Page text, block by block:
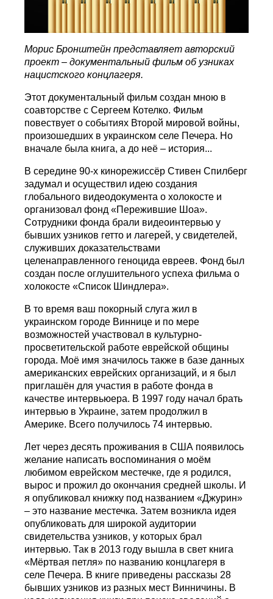
Морис Бронштейн представляетавторский
проект – документальный фильм об узниках
нацистского концлагеря.
Этот документальный фильм создан мною в
соавторстве с Сергеем Котелко. Фильм
повествует о событиях Второй мировой войны,
произошедших в украинском селе Печера. Но
вначале была книга, а до неё – история...
В середине 90-х кинорежиссёр Стивен Спилберг
задумал и осуществил идею создания
глобального видеодокумента о холокосте и
организовал фонд «Пережившие Шоа».
Сотрудники фонда брали видеоинтервью у
бывших узников гетто и лагерей, у свидетелей,
служивших доказательствами
целенаправленного геноцида евреев. Фонд был
создан после оглушительного успеха фильма о
холокосте «Список Шиндлера».
В то время ваш покорный слуга жил в
украинском городе Виннице и по мере
возможностей участвовал в культурно-
просветительской работе еврейской общины
города. Моё имя значилось также в базе данных
американских еврейских организаций, и я был
приглашён для участия в работе фонда в
качестве интервьюера. В 1997 году начал брать
интервью в Украине, затем продолжил в
Америке. Всего получилось 74 интервью.
Лет через десять проживания в США появилось
желание написать воспоминания о моём
любимом еврейском местечке, где я родился,
вырос и прожил до окончания средней школы. И
я опубликовал книжку под названием «Джурин»
– это название местечка. Затем возникла идея
опубликовать для широкой аудитории
свидетельства узников, у которых брал
интервью. Так в 2013 году вышла в свет книга
«Мёртвая петля» по названию концлагеря в
селе Печера. В книге приведены рассказы 28
бывших узников из разных мест Винничины. В